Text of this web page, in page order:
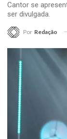
Cantor se
ser divulgada.
Por Redação